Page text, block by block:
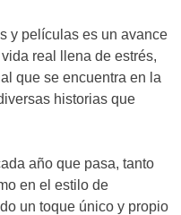
y películas es un avance
real llena de estrés,
que se encuentra en la
historias que
año que pasa, tanto
en el estilo de
un toque único y propio